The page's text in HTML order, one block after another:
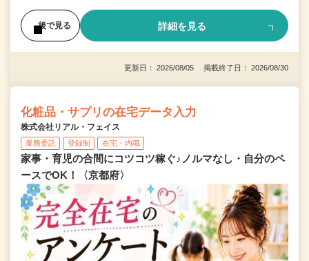
後で見る 詳細を見る
更新日： 2026/08/05 掲載終了日： 2026/08/30
化粧品・サプリの在宅データ入力
株式会社リアル・フェイス
業務委託 登録制 在宅・内職
家事・育児の合間にコツコツ稼ぐ♪ノルマなし・自分のペ
ースでOK！〈京都府〉